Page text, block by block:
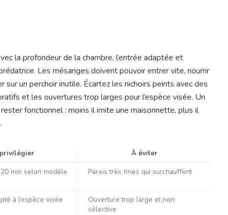
la profondeur de la chambre, l’entrée adaptée et
Les mésanges doivent pouvoir entrer vite, nourrir
un perchoir inutile. Écartez les nichoirs peints avec des
et les ouvertures trop larges pour l’espèce visée. Un
fonctionnel : moins il imite une maisonnette, plus il
À éviter
mm selon modèle Parois très fines qui surchauffent
à l’espèce visée
Ouverture trop large et non
sélective